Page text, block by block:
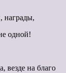
награды,
одной!
везде на благо